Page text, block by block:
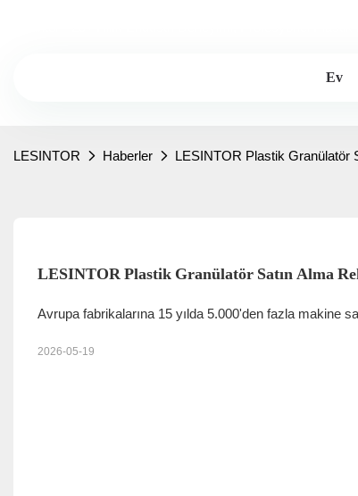
Ev
LESINTOR Haberler LESINTOR Plastik Granülatör
LESINTOR Plastik Granülatör Satın Alma
Avrupa fabrikalarına 15 yılda 5.000'den fazla makine
2026-05-19